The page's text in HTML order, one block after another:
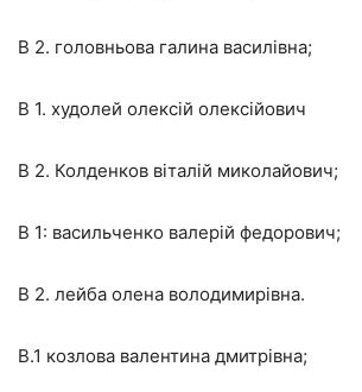
В 2. головньова галина василівна;
В 1. худолей олексій олексійович
В 2. Колденков віталій миколайович;
В 1: васильченко валерій федорович;
В 2. лейба олена володимирівна.
В.1 козлова валентина дмитрівна;